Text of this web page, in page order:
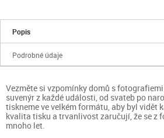
Popis
Podrobné údaje
Vezměte si vzpomínky domů s
suvenýr z každé události, od svateb po
tiskneme ve velkém formátu, aby byl vidět
kvalita tisku a trvanlivost zaručují, že se z
mnoho let.